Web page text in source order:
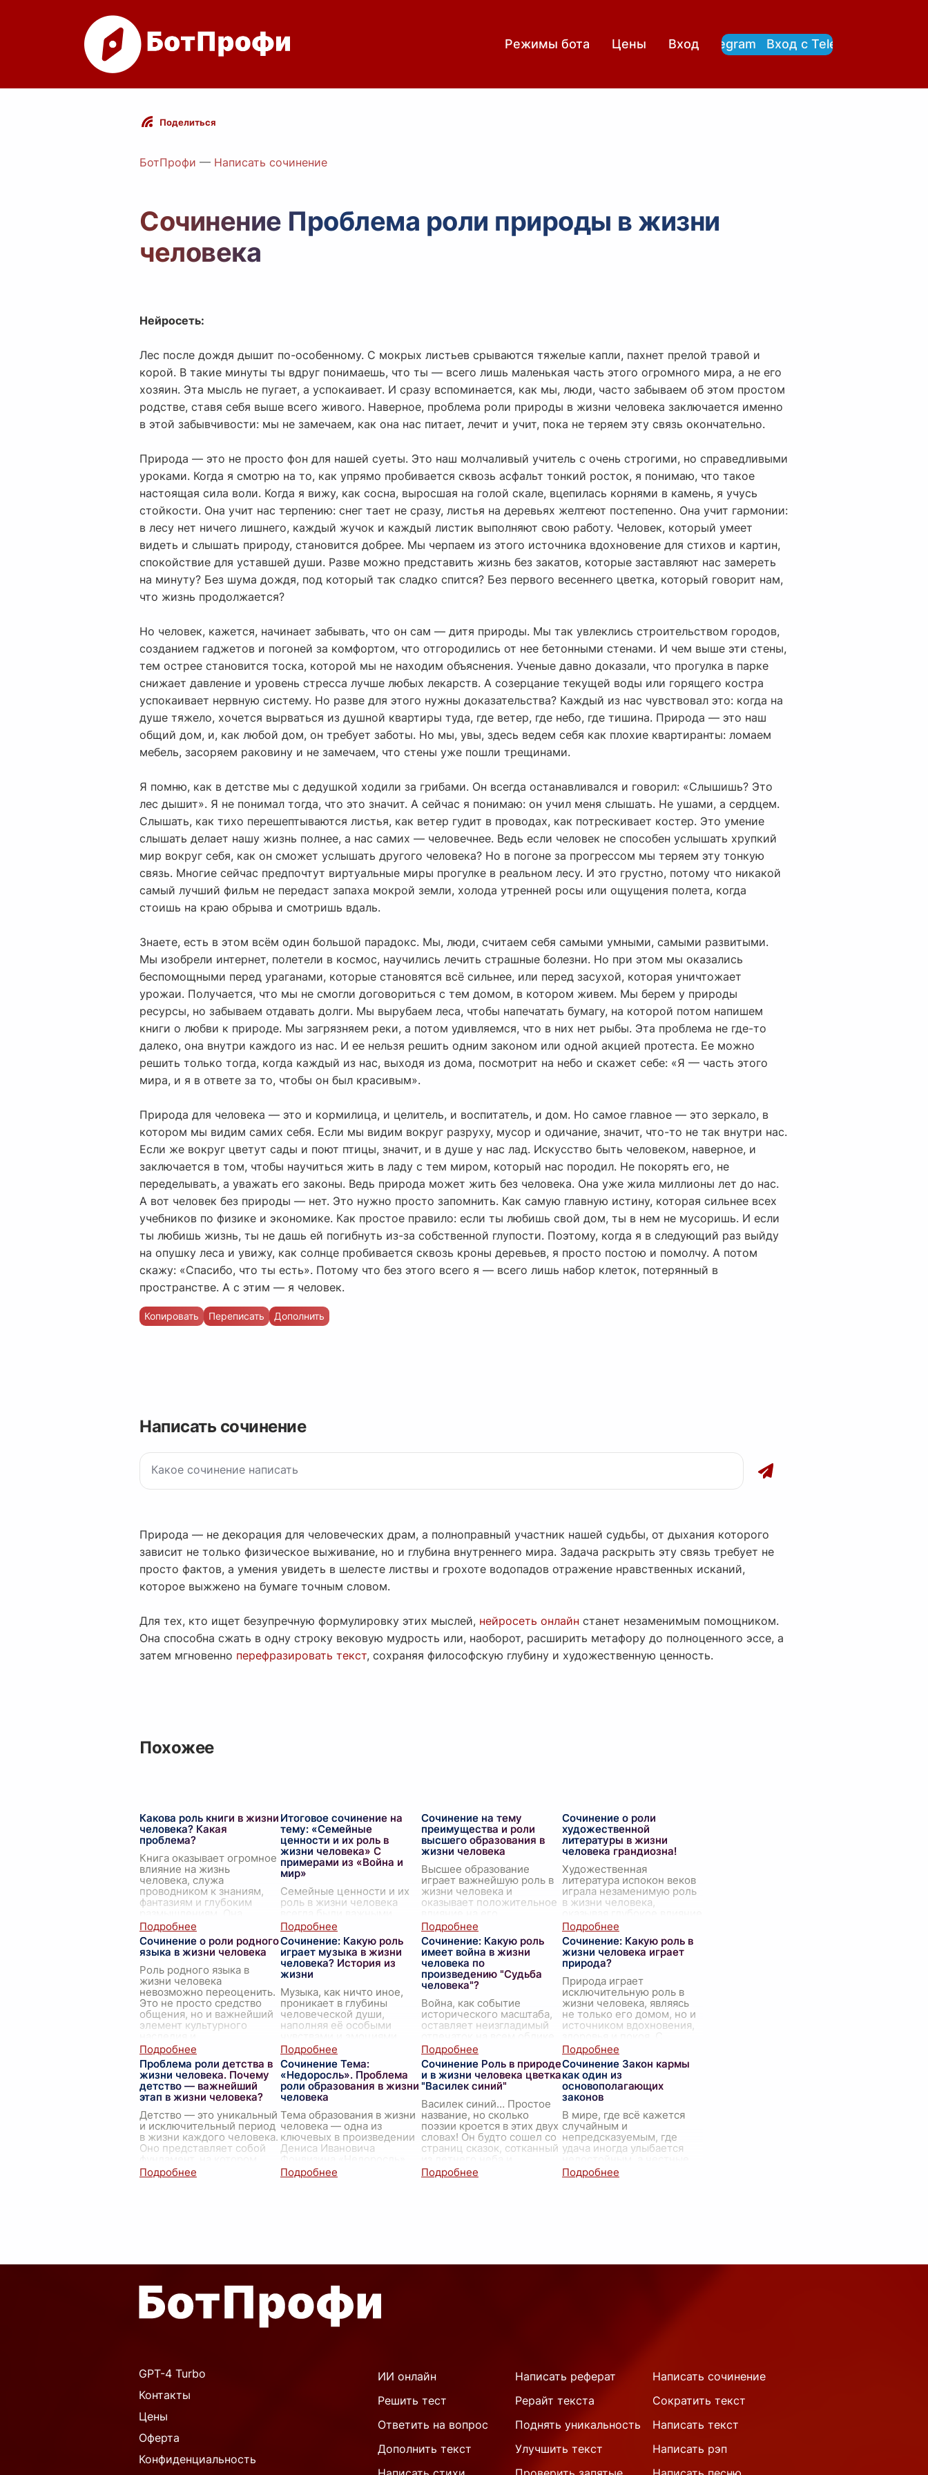
Режимы бота Цены Вход
Вход с Telegram Вход с Telegram
Поделиться
БотПрофи — Написать сочинение
Сочинение Проблема роли природы в жизни
человека
Нейросеть:
Лес после дождя дышит по-особенному. С мокрых листьев срываются тяжелые капли, пахнет прелой травой и
корой. В такие минуты ты вдруг понимаешь, что ты — всего лишь маленькая часть этого огромного мира, а не его
хозяин. Эта мысль не пугает, а успокаивает. И сразу вспоминается, как мы, люди, часто забываем об этом простом
родстве, ставя себя выше всего живого. Наверное, проблема роли природы в жизни человека заключается именно
в этой забывчивости: мы не замечаем, как она нас питает, лечит и учит, пока не теряем эту связь окончательно.
Природа — это не просто фон для нашей суеты. Это наш молчаливый учитель с очень строгими, но справедливыми
уроками. Когда я смотрю на то, как упрямо пробивается сквозь асфальт тонкий росток, я понимаю, что такое
настоящая сила воли. Когда я вижу, как сосна, выросшая на голой скале, вцепилась корнями в камень, я учусь
стойкости. Она учит нас терпению: снег тает не сразу, листья на деревьях желтеют постепенно. Она учит гармонии:
в лесу нет ничего лишнего, каждый жучок и каждый листик выполняют свою работу. Человек, который умеет
видеть и слышать природу, становится добрее. Мы черпаем из этого источника вдохновение для стихов и картин,
спокойствие для уставшей души. Разве можно представить жизнь без закатов, которые заставляют нас замереть
на минуту? Без шума дождя, под который так сладко спится? Без первого весеннего цветка, который говорит нам,
что жизнь продолжается?
Но человек, кажется, начинает забывать, что он сам — дитя природы. Мы так увлеклись строительством городов,
созданием гаджетов и погоней за комфортом, что отгородились от нее бетонными стенами. И чем выше эти стены,
тем острее становится тоска, которой мы не находим объяснения. Ученые давно доказали, что прогулка в парке
снижает давление и уровень стресса лучше любых лекарств. А созерцание текущей воды или горящего костра
успокаивает нервную систему. Но разве для этого нужны доказательства? Каждый из нас чувствовал это: когда на
душе тяжело, хочется вырваться из душной квартиры туда, где ветер, где небо, где тишина. Природа — это наш
общий дом, и, как любой дом, он требует заботы. Но мы, увы, здесь ведем себя как плохие квартиранты: ломаем
мебель, засоряем раковину и не замечаем, что стены уже пошли трещинами.
Я помню, как в детстве мы с дедушкой ходили за грибами. Он всегда останавливался и говорил: «Слышишь? Это
лес дышит». Я не понимал тогда, что это значит. А сейчас я понимаю: он учил меня слышать. Не ушами, а сердцем.
Слышать, как тихо перешептываются листья, как ветер гудит в проводах, как потрескивает костер. Это умение
слышать делает нашу жизнь полнее, а нас самих — человечнее. Ведь если человек не способен услышать хрупкий
мир вокруг себя, как он сможет услышать другого человека? Но в погоне за прогрессом мы теряем эту тонкую
связь. Многие сейчас предпочтут виртуальные миры прогулке в реальном лесу. И это грустно, потому что никакой
самый лучший фильм не передаст запаха мокрой земли, холода утренней росы или ощущения полета, когда
стоишь на краю обрыва и смотришь вдаль.
Знаете, есть в этом всём один большой парадокс. Мы, люди, считаем себя самыми умными, самыми развитыми.
Мы изобрели интернет, полетели в космос, научились лечить страшные болезни. Но при этом мы оказались
беспомощными перед ураганами, которые становятся всё сильнее, или перед засухой, которая уничтожает
урожаи. Получается, что мы не смогли договориться с тем домом, в котором живем. Мы берем у природы
ресурсы, но забываем отдавать долги. Мы вырубаем леса, чтобы напечатать бумагу, на которой потом напишем
книги о любви к природе. Мы загрязняем реки, а потом удивляемся, что в них нет рыбы. Эта проблема не где-то
далеко, она внутри каждого из нас. И ее нельзя решить одним законом или одной акцией протеста. Ее можно
решить только тогда, когда каждый из нас, выходя из дома, посмотрит на небо и скажет себе: «Я — часть этого
мира, и я в ответе за то, чтобы он был красивым».
Природа для человека — это и кормилица, и целитель, и воспитатель, и дом. Но самое главное — это зеркало, в
котором мы видим самих себя. Если мы видим вокруг разруху, мусор и одичание, значит, что-то не так внутри нас.
Если же вокруг цветут сады и поют птицы, значит, и в душе у нас лад. Искусство быть человеком, наверное, и
заключается в том, чтобы научиться жить в ладу с тем миром, который нас породил. Не покорять его, не
переделывать, а уважать его законы. Ведь природа может жить без человека. Она уже жила миллионы лет до нас.
А вот человек без природы — нет. Это нужно просто запомнить. Как самую главную истину, которая сильнее всех
учебников по физике и экономике. Как простое правило: если ты любишь свой дом, ты в нем не мусоришь. И если
ты любишь жизнь, ты не дашь ей погибнуть из-за собственной глупости. Поэтому, когда я в следующий раз выйду
на опушку леса и увижу, как солнце пробивается сквозь кроны деревьев, я просто постою и помолчу. А потом
скажу: «Спасибо, что ты есть». Потому что без этого всего я — всего лишь набор клеток, потерянный в
пространстве. А с этим — я человек.
Копировать Переписать Дополнить
Написать сочинение
Природа — не декорация для человеческих драм, а полноправный участник нашей судьбы, от дыхания которого
зависит не только физическое выживание, но и глубина внутреннего мира. Задача раскрыть эту связь требует не
просто фактов, а умения увидеть в шелесте листвы и грохоте водопадов отражение нравственных исканий,
которое выжжено на бумаге точным словом.
Для тех, кто ищет безупречную формулировку этих мыслей, нейросеть онлайн станет незаменимым помощником.
Она способна сжать в одну строку вековую мудрость или, наоборот, расширить метафору до полноценного эссе, а
затем мгновенно перефразировать текст, сохраняя философскую глубину и художественную ценность.
Похожее
Какова роль книги в жизни
человека? Какая
проблема?
Книга оказывает огромное
влияние на жизнь
человека, служа
проводником к знаниям,
фантазиям и глубоким
расширяет горизонты,
позволяя взглянуть на мир
глазами други...
Итоговое сочинение на
тему: «Семейные
ценности и их роль в
жизни человека» С
примерами из «Война и
мир»
Семейные ценности и их
роль в жизни человека
аспектами человеческого
существования. В эпопее
Льва Николаевича
Толстого «Война и мир»
тема семейных ценностей
рас...
Сочинение на тему
преимущества и роли
высшего образования в
жизни человека
Высшее образование
играет важнейшую роль в
жизни человека и
оказывает положительное
личностное,
профессиональное и
социальное развитие.
Преимущества высшего
образова...
Сочинение о роли
художественной
литературы в жизни
человека грандиозна!
Художественная
литература испокон веков
играла незаменимую роль
в жизни человека,
на развитие общества,
культуру и наше личное
мышление. Она служит
своеоб...
Сочинение о роли родного
языка в жизни человека
Роль родного языка в
жизни человека
невозможно переоценить.
Это не просто средство
общения, но и важнейший
элемент культурного
самоидентификации.
Родной язык формирует н
Сочинение: Какую роль
играет музыка в жизни
человека? История из
жизни
Музыка, как ничто иное,
проникает в глубины
человеческой души,
наполняя её особыми
Она сопровождает нас на
протяжении всей жизни,
начиная с вновь
появившегося...
Сочинение: Какую роль
имеет война в жизни
человека по
произведению "Судьба
человека"?
Война, как событие
исторического масштаба,
оставляет неизгладимый
общества, особенно
затрагивая судьбы
отдельных людей. В
"Судьбе человека"
Михаила Алексан
Сочинение: Какую роль в
жизни человека играет
природа?
Природа играет
исключительную роль в
жизни человека, являясь
не только его домом, но и
источником вдохновения,
момента своего появления
на Земле, человек всегда
Проблема роли детства в
жизни человека. Почему
детство — важнейший
этап в жизни человека?
Детство — это уникальный
и исключительный период
в жизни каждого человека.
Оно представляет собой
строится весь
последующий жизненный
Сочинение Тема:
«Недоросль». Проблема
роли образования в жизни
человека
Тема образования в жизни
человека — одна из
ключевых в произведении
Дениса Ивановича
Это сатирическое
произведение XVIII века,
Сочинение Роль в природе
и в жизни человека цветка
"Василек синий"
Василек синий… Простое
название, но сколько
поэзии кроется в этих двух
словах! Он будто сошел со
страниц сказок, сотканный
солнечного света. Этот
неприхотливый цв
Сочинение Закон кармы
как один из
основополагающих
законов
В мире, где всё кажется
случайным и
непредсказуемым, где
удача иногда улыбается
люди терпят неудачи,
очень хочется найти хоть
GPT-4 Turbo
Контакты
Цены
Оферта
Конфиденциальность
ИИ онлайн Написать реферат
Написать сочинение
Решить тест
Рерайт текста
Сократить текст
Ответить на вопрос
Поднять уникальность
Написать текст
Дополнить текст
Улучшить текст
Написать рэп